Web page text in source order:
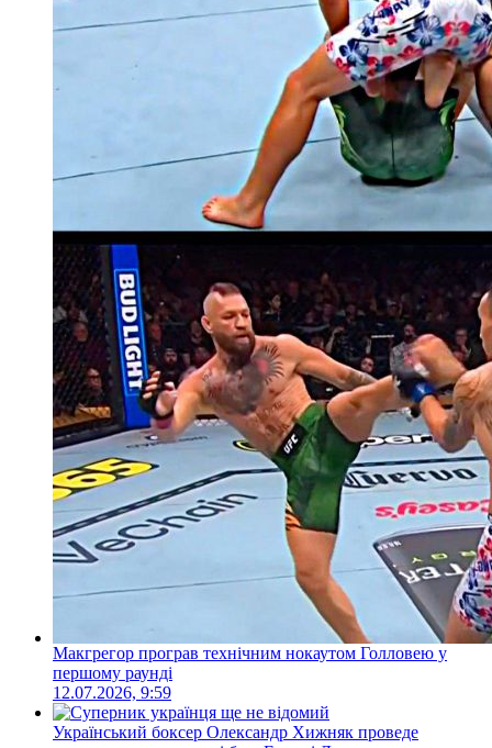
Макгрегор програв технічним нокаутом Голловею у
першому раунді
12.07.2026, 9:59
Український боксер Олександр Хижняк проведе